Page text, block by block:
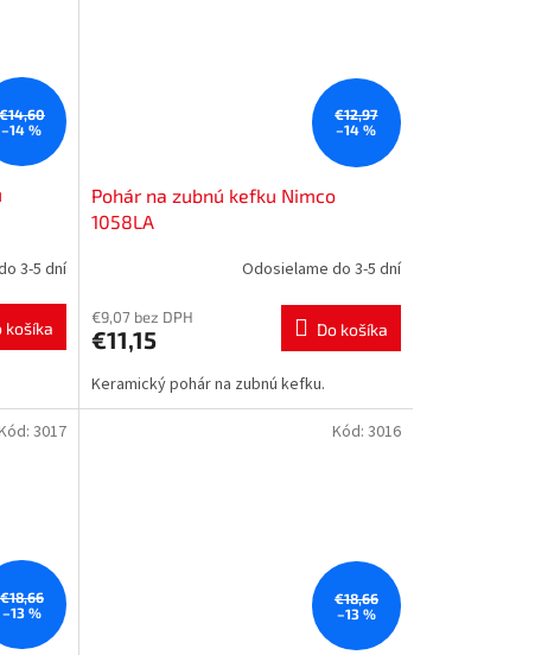
€14,60
–14 %
3-5 dní
košíka
€12,97
–14 %
Pohár na zubnú kefku Nimco
1058LA
Odosielame do 3-5 dní
€9,07 bez DPH
€11,15 Do košíka
Keramický pohár na zubnú kefku.
€18,66
–13 %
3017
€18,66
–13 %
Kód: 3016